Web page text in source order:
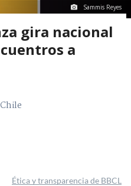
Sammis Reyes
gira nacional
a
Ética y transparencia de BBCL